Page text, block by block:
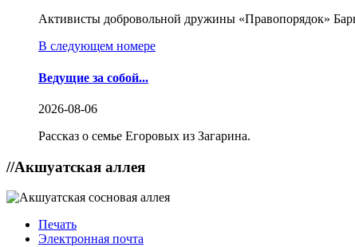
Активисты добровольной дружины «Правопорядок»
В следующем номере
Ведущие за собой...
2026-08-06
Рассказ о семье Егоровых из Загарина.
//Акшуатская аллея
Печать
Электронная почта